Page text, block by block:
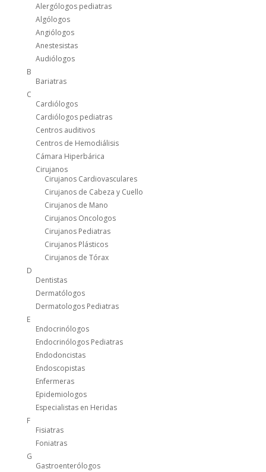
Alergólogos pediatras
Algólogos
Angiólogos
Anestesistas
Audiólogos
B
Bariatras
C
Cardiólogos
Cardiólogos pediatras
Centros auditivos
Centros de Hemodiálisis
Cámara Hiperbárica
Cirujanos
Cirujanos Cardiovasculares
Cirujanos de Cabeza y Cuello
Cirujanos de Mano
Cirujanos Oncologos
Cirujanos Pediatras
Cirujanos Plásticos
Cirujanos de Tórax
D
Dentistas
Dermatólogos
Dermatologos Pediatras
E
Endocrinólogos
Endocrinólogos Pediatras
Endodoncistas
Endoscopistas
Enfermeras
Epidemiologos
Especialistas en Heridas
F
Fisiatras
Foniatras
G
Gastroenterólogos